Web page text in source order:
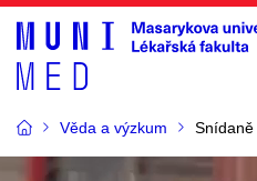
Věda a výzkum Snídaně